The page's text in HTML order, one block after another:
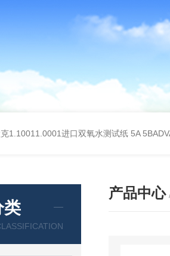
1.10011.0001进口双氧水测试纸 5A
类
产品中心